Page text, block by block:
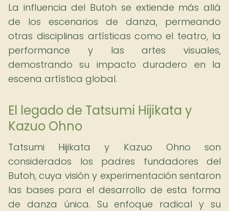
La influencia del Butoh se extiende más allá
de los escenarios de danza, permeando
otras disciplinas artísticas como el teatro, la
performance y las artes visuales,
demostrando su impacto duradero en la
escena artística global.
El legado de Tatsumi Hijikata y
Kazuo Ohno
Tatsumi Hijikata y Kazuo Ohno son
considerados los padres fundadores del
Butoh, cuya visión y experimentación sentaron
las bases para el desarrollo de esta forma
de danza única. Su enfoque radical y su